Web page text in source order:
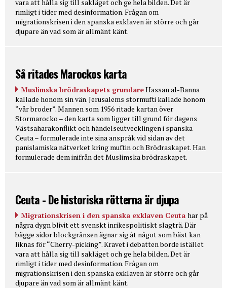
vara att hålla sig till sakläget och ge hela bilden. Det är
rimligt i tider med desinformation. Frågan om
migrationskrisen i den spanska exklaven är större och går
djupare än vad som är allmänt känt.
Så ritades Marockos karta
Muslimska brödraskapets grundareHassan al-Banna
kallade honom sin vän. Jerusalems stormufti kallade honom
“vår broder”. Mannen som 1956 ritade kartan över
Stormarocko – den karta som ligger till grund för dagens
Västsaharakonflikt och händelseutvecklingen i spanska
Ceuta – formulerade inte sina anspråk vid sidan av det
panislamiska nätverket kring muftin och Brödraskapet. Han
formulerade dem inifrån det Muslimska brödraskapet.
Ceuta - De historiska rötterna är djupa
Migrationskrisen i den spanska exklaven Ceuta har på
några dygn blivit ett svenskt inrikespolitiskt slagträ. Där
bägge sidor blockgränsen ägnar sig åt något som bäst kan
liknas för “Cherry-picking”. Kravet i debatten borde istället
vara att hålla sig till sakläget och ge hela bilden. Det är
rimligt i tider med desinformation. Frågan om
migrationskrisen i den spanska exklaven är större och går
djupare än vad som är allmänt känt.